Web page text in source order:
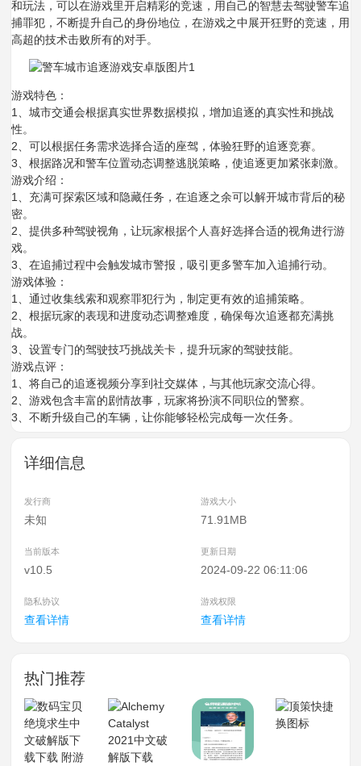
和玩法，可以在游戏里开启精彩的竞速，用自己的智慧去驾驶警车追
捕罪犯，不断提升自己的身份地位，在游戏之中展开狂野的竞速，用
高超的技术击败所有的对手。
游戏特色：
1、城市交通会根据真实世界数据模拟，增加追逐的真实性和挑战
性。
2、可以根据任务需求选择合适的座驾，体验狂野的追逐竞赛。
3、根据路况和警车位置动态调整逃脱策略，使追逐更加紧张刺激。
游戏介绍：
1、充满可探索区域和隐藏任务，在追逐之余可以解开城市背后的秘
密。
2、提供多种驾驶视角，让玩家根据个人喜好选择合适的视角进行游
戏。
3、在追捕过程中会触发城市警报，吸引更多警车加入追捕行动。
游戏体验：
1、通过收集线索和观察罪犯行为，制定更有效的追捕策略。
2、根据玩家的表现和进度动态调整难度，确保每次追逐都充满挑
战。
3、设置专门的驾驶技巧挑战关卡，提升玩家的驾驶技能。
游戏点评：
1、将自己的追逐视频分享到社交媒体，与其他玩家交流心得。
2、游戏包含丰富的剧情故事，玩家将扮演不同职位的警察。
3、不断升级自己的车辆，让你能够轻松完成每一次任务。
详细信息
发行商 游戏大小
未知 71.91MB
当前版本 更新日期
v10.5 2024-09-22 06:11:06
隐私协议 游戏权限
查看详情 查看详情
热门推荐